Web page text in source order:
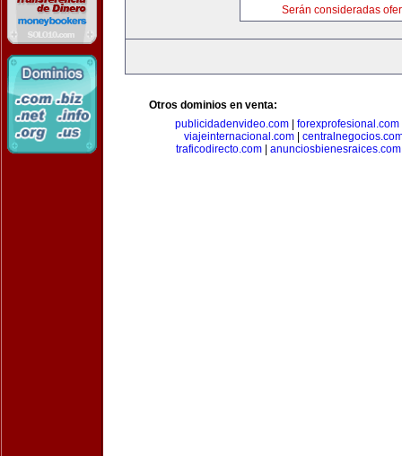
Serán consideradas
Otros dominios en venta:
publicidadenvideo.com| forexprofesional.com
viajeinternacional.com
traficodirecto.com
anunciosbienesraices.com